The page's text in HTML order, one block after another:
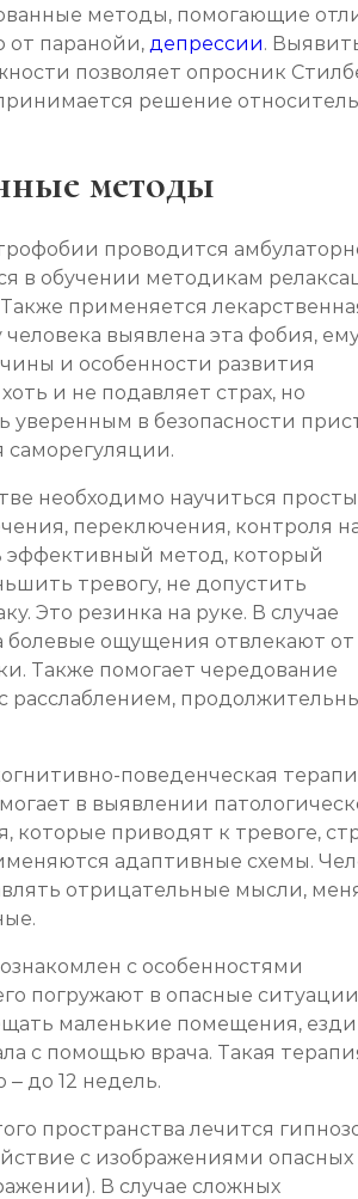
методы, помогающие
от паранойи, депрессии.
позволяет опросник
решение
методы
проводится
в обучении методикам
применяется
человека выявлена эта фобия,
и особенности развития
и не подавляет страх, но
уверенным в безопасности
саморегуляции.
необходимо научиться
переключения, контроля
эффективный метод, который
тревогу, не допустить
Это резинка на руке. В случае
болевые ощущения отвлекают от
Также помогает чередование
расслаблением,
поведенческая
в выявлении
приводят к тревоге,
адаптивные схемы.
отрицательные мысли,
с особенностями
погружают в опасные
маленькие помещения,
с помощью врача. Такая
до 12 недель.
пространства лечится
с изображениями опасных
В случае сложных